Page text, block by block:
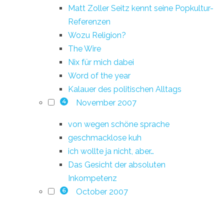
Matt Zoller Seitz kennt seine Popkultur-
Referenzen
Wozu Religion?
The Wire
Nix für mich dabei
Word of the year
Kalauer des politischen Alltags
4 November 2007
von wegen schöne sprache
geschmacklose kuh
ich wollte ja nicht, aber…
Das Gesicht der absoluten
Inkompetenz
6 October 2007